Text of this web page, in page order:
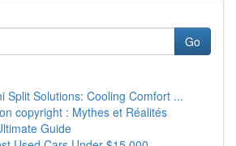
Go
Split Solutions: Cooling Comfort ...
copyright : Mythes et Réalités
Guide